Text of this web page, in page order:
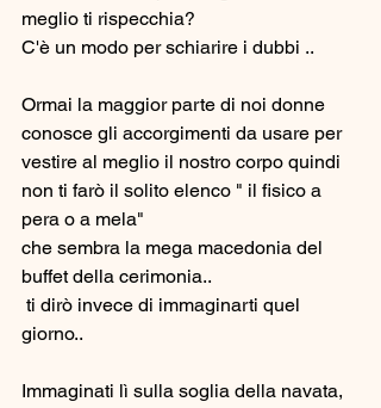
meglio ti rispecchia?
C'è un modo per schiarire i dubbi ..
Ormai la maggior parte di noi donne
conosce gli accorgimenti da usare per
vestire al meglio il nostro corpo quindi
non ti farò il solito elenco " il fisico a
pera o a mela"
che sembra la mega macedonia del
buffet della cerimonia..
giorno..
Immaginati lì sulla soglia della navata,